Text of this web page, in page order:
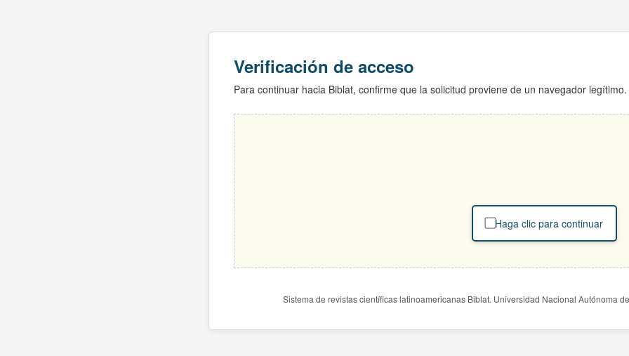
Verificación de acceso
Para continuar hacia Biblat, confirme que la solicitud proviene de un navegador legítimo.
Haga clic para continuar
Sistema de revistas científicas latinoamericanas Biblat. Universidad Nacional Autónoma